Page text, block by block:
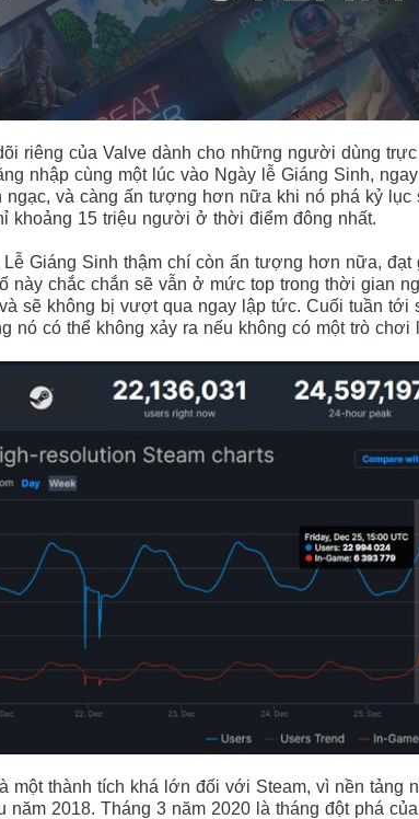
riêng của Valve dành cho những người dùng
nhập cùng một lúc vào Ngày lễ Giáng Sinh,
ngạc, và càng ấn tượng hơn nữa khi nó phá kỷ
khoảng 15 triệu người ở thời điểm đông nhất.
Giáng Sinh thậm chí còn ấn tượng hơn nữa, đạt
này chắc chắn sẽ vẫn ở mức top trong thời gian
sẽ không bị vượt qua ngay lập tức. Cuối tuần tới
nó có thể không xảy ra nếu không có một trò chơi
một thành tích khá lớn đối với Steam, vì nền
năm 2018. Tháng 3 năm 2020 là tháng đột phá